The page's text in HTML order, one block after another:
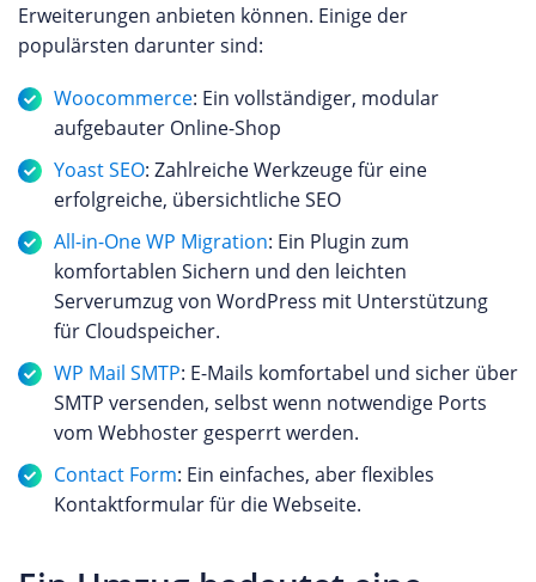
Erweiterungen anbieten können. Einige der
populärsten darunter sind:
Woocommerce: Ein vollständiger, modular
aufgebauter Online-Shop
Yoast SEO: Zahlreiche Werkzeuge für eine
erfolgreiche, übersichtliche SEO
All-in-One WP Migration: Ein Plugin zum
komfortablen Sichern und den leichten
Serverumzug von WordPress mit Unterstützung
für Cloudspeicher.
WP Mail SMTP: E-Mails komfortabel und sicher über
SMTP versenden, selbst wenn notwendige Ports
vom Webhoster gesperrt werden.
Contact Form: Ein einfaches, aber flexibles
Kontaktformular für die Webseite.